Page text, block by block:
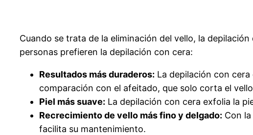
Cuando se trata de la eliminación del vello, la
personas prefieren la depilación con cera:
Resultados más duraderos: La depilación con
comparación con el afeitado, que solo corta el
Piel más suave: La depilación con cera exfolia la
Recrecimiento de vello más fino y delgado: Con
facilita su mantenimiento.